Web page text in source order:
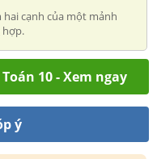
hai cạnh của một mảnh
10 - Xem ngay
ý